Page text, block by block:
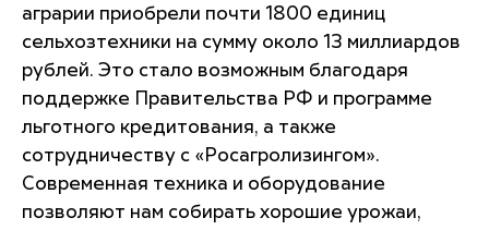
аграрии приобрели почти 1800 единиц
сельхозтехники на сумму около 13 миллиардов
рублей. Это стало возможным благодаря
поддержке Правительства РФ и программе
льготного кредитования, а также
сотрудничеству с «Росагролизингом».
Современная техника и оборудование
позволяют нам собирать хорошие урожаи,